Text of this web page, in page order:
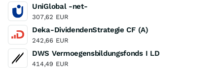
UniGlobal -net-
307,62 EUR
Deka-DividendenStrategie CF (A)
242,66 EUR
DWS Vermoegensbildungsfonds I LD
414,49 EUR